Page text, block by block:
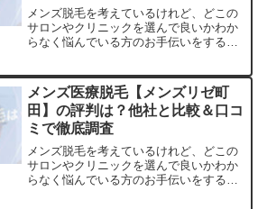
メンズ脱毛を考えているけれど、どこの
サロンやクリニックを選んで良いかわか
らなく悩んでいる方のお手伝いをするサ
た。他のサロンやクリニックとの比較も
できます。アクセスも解説
メンズ医療脱毛【メンズリゼ町
田】の評判は？他社と比較＆口コ
ミで徹底調査
メンズ脱毛を考えているけれど、どこの
サロンやクリニックを選んで良いかわか
らなく悩んでいる方のお手伝いをするサ